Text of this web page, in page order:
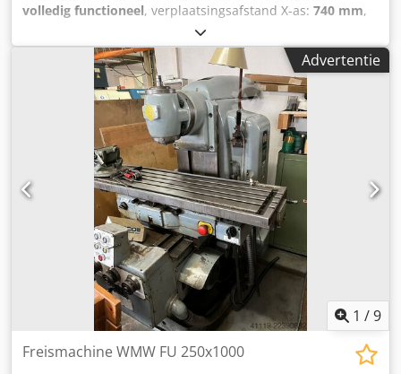
volledig functioneel, verplaatsingsafstand X-as: 740 mm,
, verplaatsingsafstand Z-as:
mm, spilsnelheid (max.):1.800 rpm, spindelsnelheid
35 rpm, totale hoogte: 2.000 mm
, totale breedte:
, totale lengte:1.900 mm , totaalgewicht:
, Gebruikte universele freesmachine Merk: LAGUN
IBERIMEX Model: FU.1100 Gewicht: 2000 kg Details X-
verplaatsing: 740 mm Y-verplaatsing: 300 mm Z-
verplaatsing: 500 mm tafel – zwenkbaar: 45 graden
Spindelopname ISO: 40 Tafelafmeting: 1100 x 255 mm
Toerentalbereik: 35 - 1800 tpm Voedingsbereik – verticaal:
0 - 220 mm/min Voedingsbereik – horizontaal: 0 - 660
mm/min Totaal aansluitvermogen: 6,3 kW Dsdpfx Aozfh D
Sjnkskr Machinesgewicht ca.: 2,0 t Benodigde ruimte ca.:
2,0 x 1,2 x 1,9 m Besturing: conventioneel Locatie:
Chemnitz Werkzeug-Eylert GmbH & Co. KG Friedrich-Oskar-
Schimmel-Straße 3 09120 Chemnitz
Advertentie
1 /9
Freismachine WMW FU 250x1000